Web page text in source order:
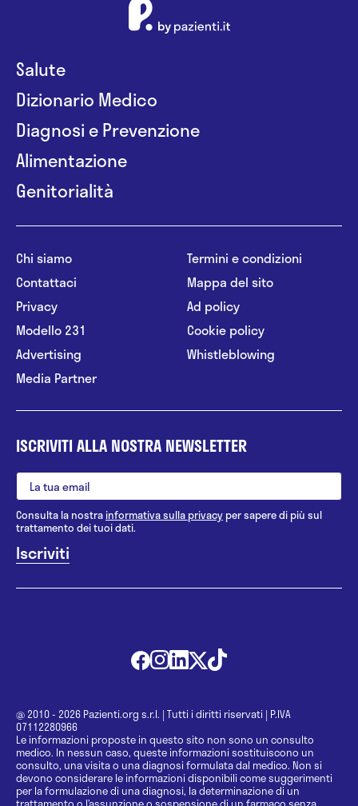
Salute
Dizionario Medico
Diagnosi e Prevenzione
Alimentazione
Genitorialità
Chi siamo
Contattaci
Privacy
Modello 231
Advertising
Media Partner
Termini e condizioni
Mappa del sito
Ad policy
Cookie policy
Whistleblowing
ISCRIVITI ALLA NOSTRA NEWSLETTER
Consulta la nostrainformativa sulla privacy per sapere di più sul
trattamento dei tuoi dati.
@ 2010 - 2026 Pazienti.org s.r.l. | Tutti i diritti riservati | P.IVA
07112280966
Le informazioni proposte in questo sito non sono un consulto
medico. In nessun caso, queste informazioni sostituiscono un
consulto, una visita o una diagnosi formulata dal medico. Non si
devono considerare le informazioni disponibili come suggerimenti
per la formulazione di una diagnosi, la determinazione di un